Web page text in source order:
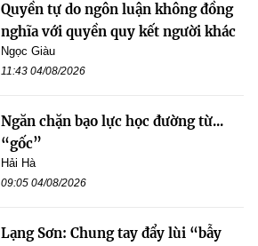
Quyền tự do ngôn luận không đồng
nghĩa với quyền quy kết người khác
Ngọc Giàu
11:43 04/08/2026
Ngăn chặn bạo lực học đường từ...
“gốc”
Hải Hà
09:05 04/08/2026
Lạng Sơn: Chung tay đẩy lùi “bẫy